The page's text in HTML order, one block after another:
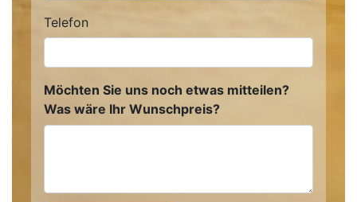
Telefon
Möchten Sie uns noch etwas mitteilen?
Was wäre Ihr Wunschpreis?